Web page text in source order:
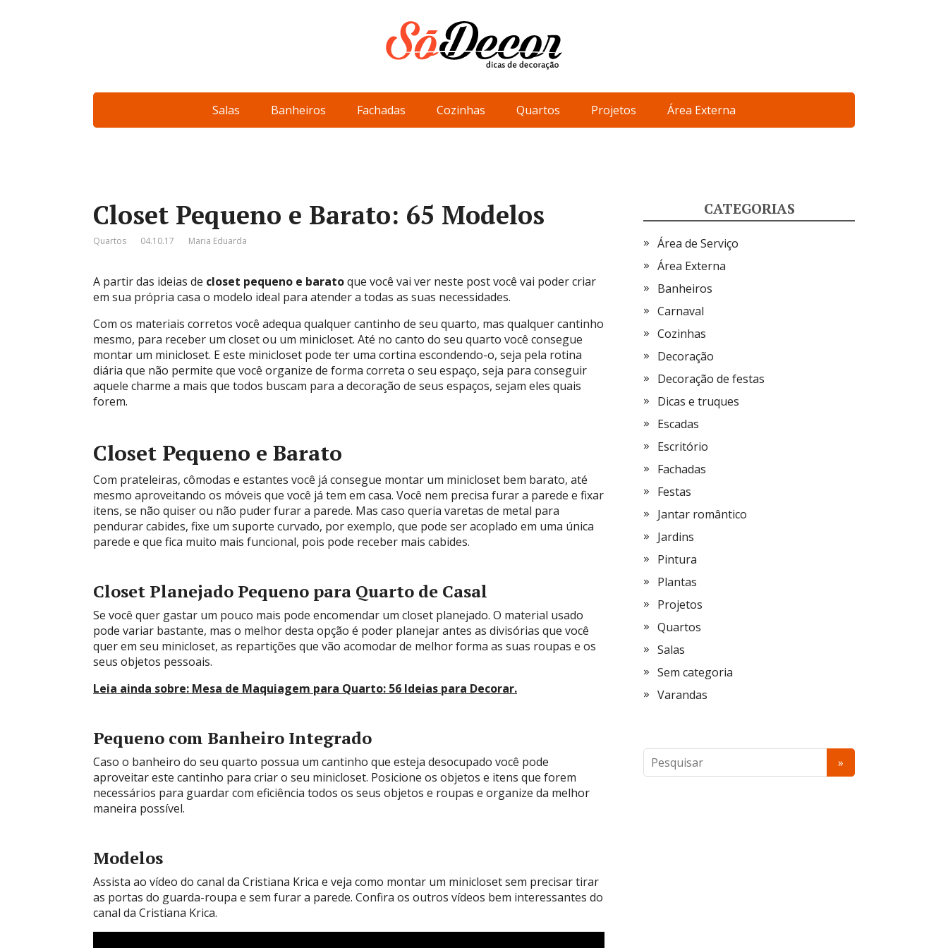
Salas Banheiros Fachadas Cozinhas Quartos Projetos Área Externa
Closet Pequeno e Barato: 65 Modelos
Quartos 04.10.17 Maria Eduarda
A partir das ideias de closet pequeno e baratoque você vai ver neste post você vai poder criar
em sua própria casa o modelo ideal para atender a todas as suas necessidades.
Com os materiais corretos você adequa qualquer cantinho de seu quarto, mas qualquer cantinho
mesmo, para receber um closet ou um minicloset. Até no canto do seu quarto você consegue
montar um minicloset. E este minicloset pode ter uma cortina escondendo-o, seja pela rotina
diária que não permite que você organize de forma correta o seu espaço, seja para conseguir
aquele charme a mais que todos buscam para a decoração de seus espaços, sejam eles quais
forem.
Closet Pequeno e Barato
Com prateleiras, cômodas e estantes você já consegue montar um minicloset bem barato, até
mesmo aproveitando os móveis que você já tem em casa. Você nem precisa furar a parede e fixar
itens, se não quiser ou não puder furar a parede. Mas caso queria varetas de metal para
pendurar cabides, fixe um suporte curvado, por exemplo, que pode ser acoplado em uma única
parede e que fica muito mais funcional, pois pode receber mais cabides.
Closet Planejado Pequeno para Quarto de Casal
Se você quer gastar um pouco mais pode encomendar um closet planejado. O material usado
pode variar bastante, mas o melhor desta opção é poder planejar antes as divisórias que você
quer em seu minicloset, as repartições que vão acomodar de melhor forma as suas roupas e os
seus objetos pessoais.
Leia ainda sobre: Mesa de Maquiagem para Quarto: 56 Ideias para Decorar.
Pequeno com Banheiro Integrado
Caso o banheiro do seu quarto possua um cantinho que esteja desocupado você pode
aproveitar este cantinho para criar o seu minicloset. Posicione os objetos e itens que forem
necessários para guardar com eficiência todos os seus objetos e roupas e organize da melhor
maneira possível.
Modelos
Assista ao vídeo do canal da Cristiana Krica e veja como montar um minicloset sem precisar tirar
as portas do guarda-roupa e sem furar a parede. Confira os outros vídeos bem interessantes do
canal da Cristiana Krica.
CATEGORIAS
Área de Serviço
Área Externa
Banheiros
Carnaval
Cozinhas
Decoração
Decoração de festas
Dicas e truques
Escadas
Escritório
Fachadas
Festas
Jantar romântico
Jardins
Pintura
Plantas
Projetos
Quartos
Salas
Sem categoria
Varandas